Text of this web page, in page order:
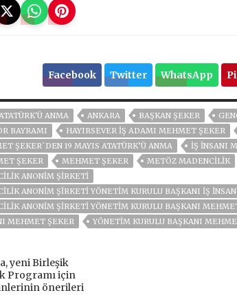
Facebook Twitter WhatsApp
ANMA ANKARA BAŞKAN ŞEKER
BAYRAMI
HAYIRSEVER IŞ ADAMI MEHMET ŞEKER
ŞEKER`DEN 19 MAYIS ATATÜRK’Ü ANMA
IŞ İNSANI
ŞEKER
MEHMET ŞEKER
METÖZ MADENCİLİK
ANONIM ŞIRKETI
ANONIM ŞIRKETI YÖNETIM KURULU BAŞKANI İŞ
ANONIM ŞIRKETI YÖNETIM KURULU BAŞKANI
MEHMET ŞEKER
YÖNETİM KURULU BAŞKANI
yeni Birleşik
Programı için
önerileri